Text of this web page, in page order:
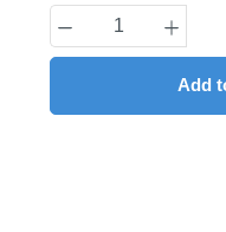
Härtegraden & drei
30 Rot = medium,
Eindrücktiefe: 23Auch
g erhältlich!490g / Pack
Product
Add